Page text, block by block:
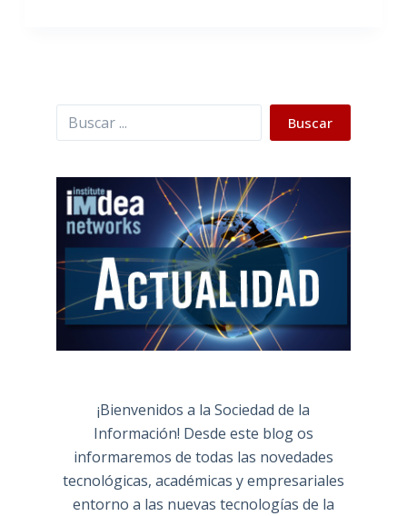
Buscar Buscar
¡Bienvenidos a la Sociedad de la
Información! Desde este blog os
informaremos de todas las novedades
tecnológicas, académicas y empresariales
entorno a las nuevas tecnologías de la